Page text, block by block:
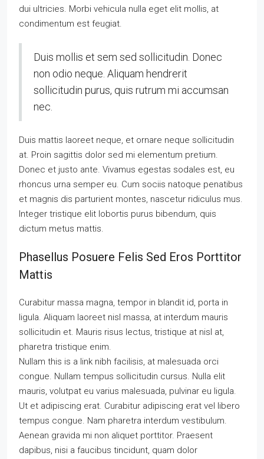
dui ultricies. Morbi vehicula nulla eget elit mollis, at
condimentum est feugiat.
Duis mollis et sem sed sollicitudin. Donec
non odio neque. Aliquam hendrerit
sollicitudin purus, quis rutrum mi accumsan
nec.
Duis mattis laoreet neque, et ornare neque sollicitudin
at. Proin sagittis dolor sed mi elementum pretium.
Donec et justo ante. Vivamus egestas sodales est, eu
rhoncus urna semper eu. Cum sociis natoque penatibus
et magnis dis parturient montes, nascetur ridiculus mus.
Integer tristique elit lobortis purus bibendum, quis
dictum metus mattis.
Phasellus Posuere Felis Sed Eros Porttitor
Mattis
Curabitur massa magna, tempor in blandit id, porta in
ligula. Aliquam laoreet nisl massa, at interdum mauris
sollicitudin et. Mauris risus lectus, tristique at nisl at,
pharetra tristique enim.
Nullam this is a link nibh facilisis, at malesuada orci
congue. Nullam tempus sollicitudin cursus. Nulla elit
mauris, volutpat eu varius malesuada, pulvinar eu ligula.
Ut et adipiscing erat. Curabitur adipiscing erat vel libero
tempus congue. Nam pharetra interdum vestibulum.
Aenean gravida mi non aliquet porttitor. Praesent
dapibus, nisi a faucibus tincidunt, quam dolor